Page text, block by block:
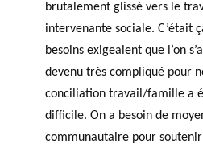
brutalement glissé vers le
intervenante sociale. C’était
besoins exigeaient que l’on
devenu très compliqué pour
conciliation travail/famille a
difficile. On a besoin de
communautaire pour